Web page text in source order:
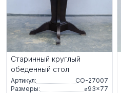
Старинный круглый
обеденный стол
Артикул:
СО-27007
Размеры:
⌀93×77